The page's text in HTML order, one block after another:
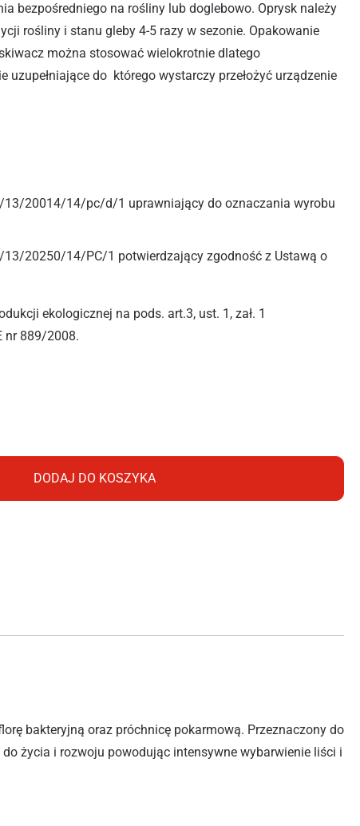
bezpośredniego na rośliny lub doglebowo. Oprysk należy
rośliny i stanu gleby 4-5 razy w sezonie. Opakowanie
można stosować wielokrotnie dlatego
uzupełniające do którego wystarczy przełożyć urządzenie
13/20014/14/pc/d/1 uprawniający do oznaczania wyrobu
13/20250/14/PC/1 potwierdzający zgodność z Ustawą o
ekologicznej na pods. art.3, ust. 1, zał. 1
nr 889/2008.
DODAJ DO KOSZYKA
bakteryjną oraz próchnicę pokarmową. Przeznaczony do
życia i rozwoju powodując intensywne wybarwienie liści i